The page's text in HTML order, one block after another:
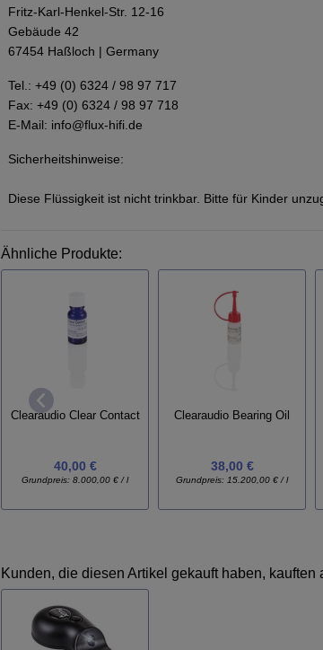
Fritz-Karl-Henkel-Str. 12-16
Gebäude 42
67454 Haßloch | Germany
Tel.: +49 (0) 6324 / 98 97 717
Fax: +49 (0) 6324 / 98 97 718
E-Mail: info@flux-hifi.de
Sicherheitshinweise:
Diese Flüssigkeit ist nicht trinkbar. Bitte für Kinder
Ähnliche Produkte:
Clearaudio Clear Contact
40,00 €
Grundpreis:8.000,00 € / l
Clearaudio Bearing Oil
38,00 €
Grundpreis: 15.200,00 € / l
Kunden, die diesen Artikel gekauft haben, kauften